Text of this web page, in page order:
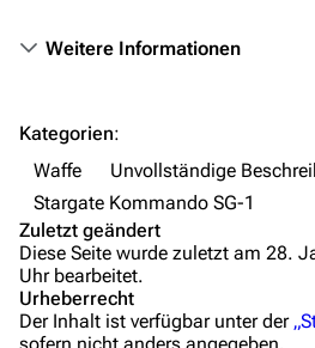
Themengruppen
Wiki-Diskussion
Anfragen
Administrations-
Löschantrag
Weitere Informationen
Kategorien:
Waffe
Unvollständige
Stargate Kommando SG-1
Zuletzt geändert
Diese Seite wurde zuletzt am 28.
Uhr bearbeitet.
Urheberrecht
Der Inhalt ist verfügbar unter der